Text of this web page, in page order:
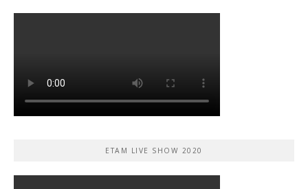
ETAM LIVE SHOW 2020